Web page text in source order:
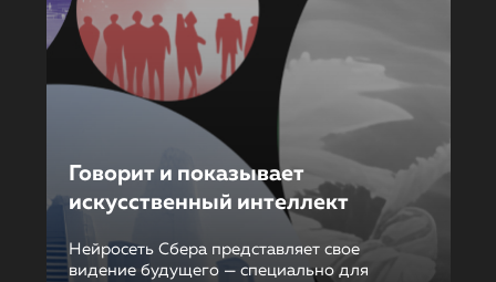
Говорит и показывает
искусственный интеллект
Нейросеть Сбера представляет свое
видение будущего — специально для